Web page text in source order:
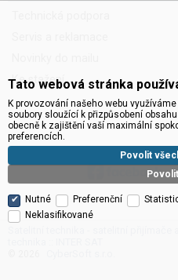
Ke stažení
Tato webová stránka
K provozování našeho webu
soubory sloužící k přizpůsobení
obecně k zajištění vaší maximální
preferencích.
Povolit
Nutné Preferenční
Neklasifikované